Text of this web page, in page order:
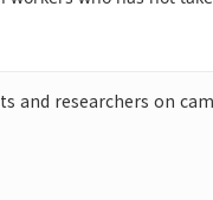
and researchers on